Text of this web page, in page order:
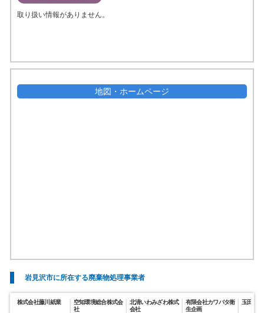
取り扱い情報がありません。
地図・ホームページ
岩見沢市に所在する廃棄物処理事業者
株式会社藤川紙業
空知環境総合株式会
社
北清いわみざわ株式
会社
有限会社カワバタ衛
生企画
玉田産